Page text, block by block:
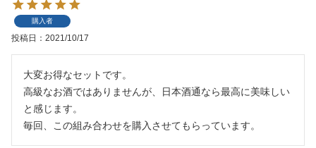
購入者
投稿日 2021/10/17
大変お得なセットです。
高級なお酒ではありませんが、日本酒通なら最高に美味しい
と感じます。
毎回、この組み合わせを購入させてもらっています。